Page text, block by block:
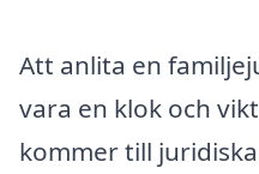
Att anlita en
vara en klok och
kommer till